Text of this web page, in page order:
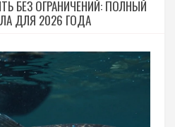
БЕЗ ОГРАНИЧЕНИЙ: ПОЛНЫЙ
ДЛЯ 2026 ГОДА